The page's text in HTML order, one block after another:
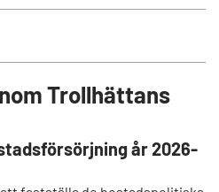
Trollhättans
år 2026-